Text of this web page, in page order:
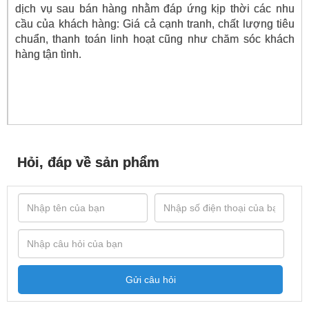
dịch vụ sau bán hàng nhằm đáp ứng kịp thời các nhu
cầu của khách hàng: Giá cả cạnh tranh, chất lượng tiêu
chuẩn, thanh toán linh hoạt cũng như chăm sóc khách
hàng tận tình.
Hỏi, đáp về sản phẩm
Gửi câu hỏi